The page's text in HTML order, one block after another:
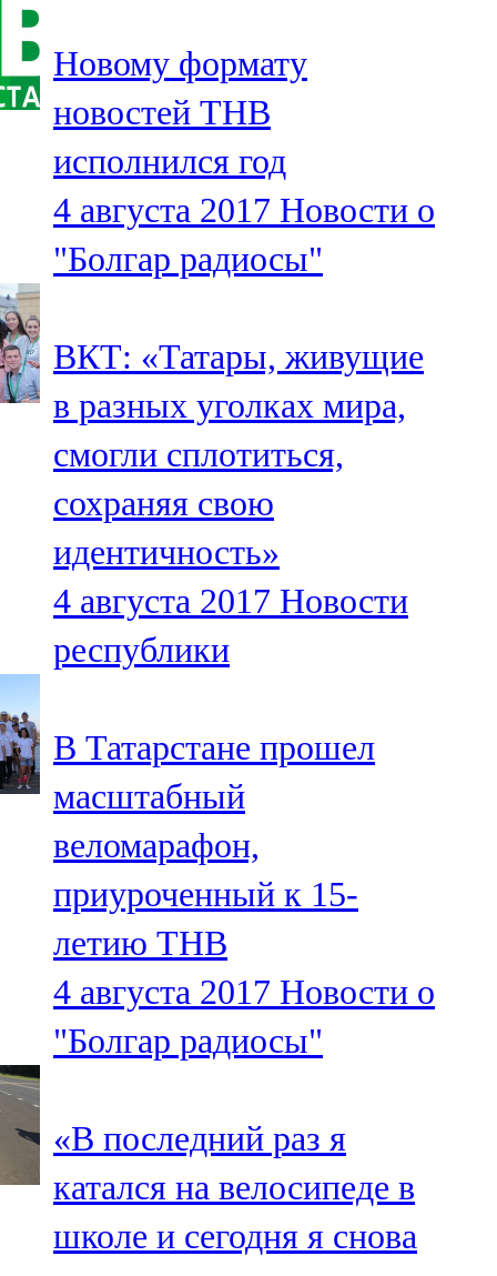
Нурлат
104,7 FM
Олы Әтнә
71,42 FM
Сарман
Теләче
106,1 FM
Түбән Кама
102,6 FM
Чирмешән
107,7 FM
Чистай
Чүпрәле
91,0 FM
Шәмәрдән
102,3 FM
Яңа чишмә
107,0 FM
Яр Чаллы
Новому формату
новостей ТНВ
исполнился год
4 августа 2017 Новости о
"Болгар радиосы"
ВКТ: «Татары, живущие
в разных уголках мира,
смогли сплотиться,
сохраняя свою
идентичность»
4 августа 2017 Новости
республики
В Татарстане прошел
масштабный
веломарафон,
приуроченный к 15-
летию ТНВ
4 августа 2017 Новости о
"Болгар радиосы"
«В последний раз я
катался на велосипеде в
школе и сегодня я снова